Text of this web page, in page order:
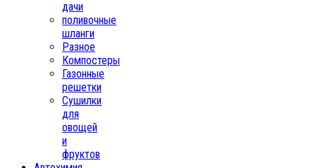
дачи
поливочные
шланги
Разное
Компостеры
Газонные
решетки
Сушилки
для
овощей
и
фруктов